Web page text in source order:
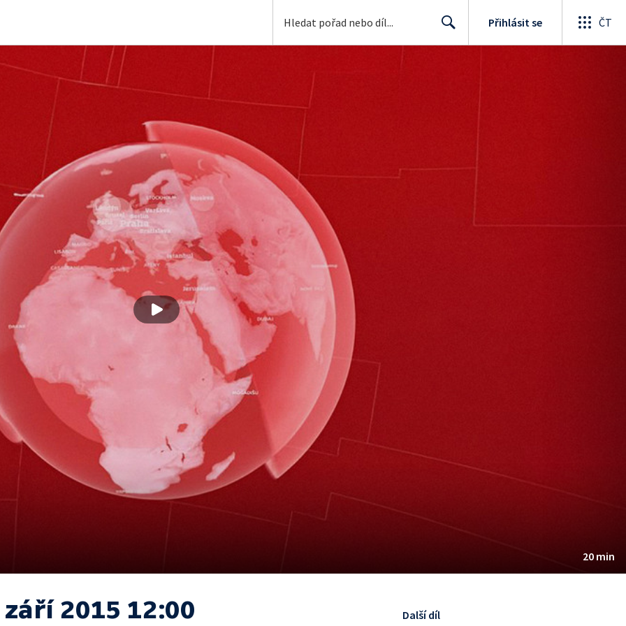
Přihlásit se ČT
20 min
září 2015 12:00 Další díl